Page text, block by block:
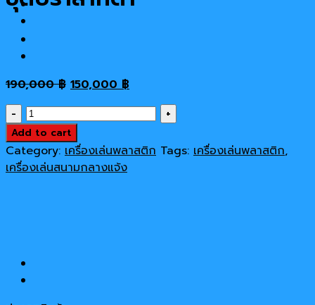
190,000฿ Original
was:
190,000 ฿.
150,000฿
is:
ชุด
ปราสาท
ดำ
quantity
Add to cart
Category: เครื่องเล่นพลาสติก Tags: เครื่องเล่นพลาสติก,
เครื่องเล่นสนามกลางแจ้ง